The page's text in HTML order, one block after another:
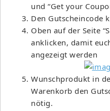
und “Get your
Den Gutscheincode
Oben auf der Seite
anklicken, damit
angezeigt werden
Wunschprodukt in
Warenkorb den
nötig.